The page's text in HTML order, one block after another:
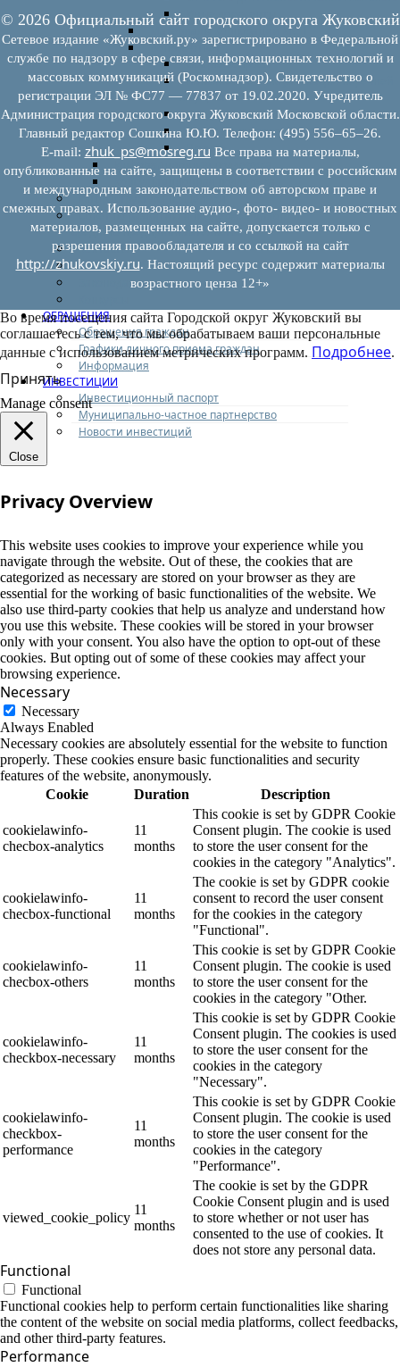
Материалы Корпорации МСП
Вопрос-ответ
Общие вопросы
Наполнение и актуализация перечней
имущества
Предоставление имущества
Выкуп имущества
Прочие
Информационная поддержка
Консультационная поддержка
Инфраструктура поддержки
Совет по развитию и поддержке малого и
среднего предпринимательства
Контакты
Книга жалоб
Законодательство
ОБРАЩЕНИЯ
Обращения граждан
Графики личного приема граждан
Информация
ИНВЕСТИЦИИ
Инвестиционный паспорт
Муниципально-частное партнерство
Новости инвестиций
© 2026 Официальный сайт городского округа Жуковский
Сетевое издание «Жуковский.ру» зарегистрировано в Федеральной
службе по надзору в сфере связи, информационных технологий и
массовых коммуникаций (Роскомнадзор). Свидетельство о
регистрации ЭЛ № ФС77 — 77837 от 19.02.2020. Учредитель
Администрация городского округа Жуковский Московской области.
Главный редактор Сошкина Ю.Ю. Телефон: (495) 556–65–26.
E‑mail: zhuk_ps@mosreg.ru Все права на материалы,
опубликованные на сайте, защищены в соответствии с российским
и международным законодательством об авторском праве и
смежных правах. Использование аудио-, фото- видео- и новостных
материалов, размещенных на сайте, допускается только с
разрешения правообладателя и со ссылкой на сайт
http://zhukovskiy.ru. Настоящий ресурс содержит материалы
возрастного ценза 12+»
Во время посещения сайта Городской округ Жуковский вы
соглашаетесь с тем, что мы обрабатываем ваши персональные
данные с использованием метрических программ. Подробнее.
Принять
Manage consent
Close
Privacy Overview
This website uses cookies to improve your experience while you
navigate through the website. Out of these, the cookies that are
categorized as necessary are stored on your browser as they are
essential for the working of basic functionalities of the website. We
also use third-party cookies that help us analyze and understand how
you use this website. These cookies will be stored in your browser
only with your consent. You also have the option to opt-out of these
cookies. But opting out of some of these cookies may affect your
browsing experience.
Necessary
Necessary
Always Enabled
Necessary cookies are absolutely essential for the website to function
properly. These cookies ensure basic functionalities and security
features of the website, anonymously.
Cookie
Duration Description
cookielawinfo-
checbox-analytics
11
months
This cookie is set by GDPR Cookie
Consent plugin. The cookie is used
to store the user consent for the
cookies in the category "Analytics".
cookielawinfo-
checbox-functional
11
months
The cookie is set by GDPR cookie
consent to record the user consent
for the cookies in the category
"Functional".
cookielawinfo-
checbox-others
11
months
This cookie is set by GDPR Cookie
Consent plugin. The cookie is used
to store the user consent for the
cookies in the category "Other.
cookielawinfo-
checkbox-necessary
11
months
This cookie is set by GDPR Cookie
Consent plugin. The cookies is used
to store the user consent for the
cookies in the category
"Necessary".
cookielawinfo-
checkbox-
performance
11
months
This cookie is set by GDPR Cookie
Consent plugin. The cookie is used
to store the user consent for the
cookies in the category
"Performance".
viewed_cookie_policy
11
months
The cookie is set by the GDPR
Cookie Consent plugin and is used
to store whether or not user has
consented to the use of cookies. It
does not store any personal data.
Functional
Functional
Functional cookies help to perform certain functionalities like sharing
the content of the website on social media platforms, collect feedbacks,
and other third-party features.
Performance